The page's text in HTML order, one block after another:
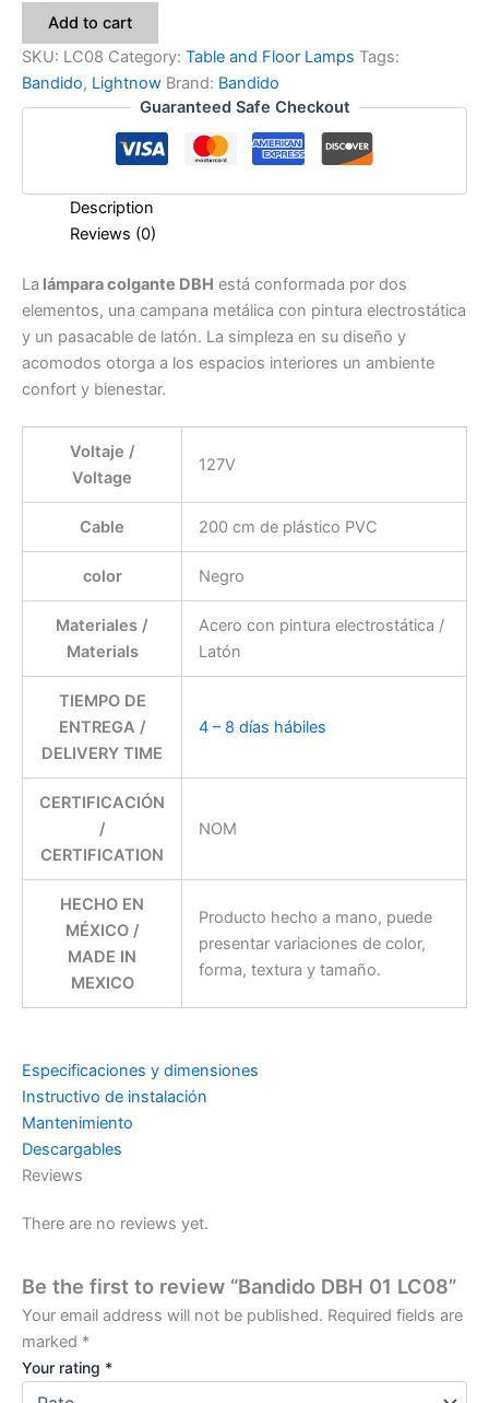
Add to cart
SKU: LC08 Category: Table and Floor Lamps Tags:
Bandido, Lightnow Brand: Bandido
Guaranteed Safe Checkout
Description
Reviews (0)
La lámpara colgante DBH está conformada por dos
elementos, una campana metálica con pintura electrostática
y un pasacable de latón. La simpleza en su diseño y
acomodos otorga a los espacios interiores un ambiente
confort y bienestar.
Voltaje /
Voltage
127V
Cable 200 cm de plástico PVC
color Negro
Materiales /
Materials
Acero con pintura electrostática /
Latón
TIEMPO DE
ENTREGA /
DELIVERY TIME
4 – 8 días hábiles
CERTIFICACIÓN
/
CERTIFICATION
NOM
HECHO EN
MÉXICO /
MADE IN
MEXICO
Producto hecho a mano, puede
presentar variaciones de color,
forma, textura y tamaño.
Especificaciones y dimensiones
Instructivo de instalación
Mantenimiento
Descargables
Reviews
There are no reviews yet.
Be the first to review “Bandido DBH 01 LC08”
Your email address will not be published. Required fields are
marked *
Your rating *